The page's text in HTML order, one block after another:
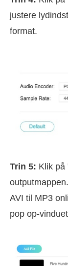
justere
format.
Trin 5: Klik på
AVI til MP3
pop op-